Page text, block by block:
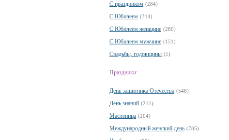
С праздником (284)
С Юбилеем (314)
С Юбилеем женщине (280)
С Юбилеем мужчине (151)
Свадьбы, годовщины (1)
Праздники:
День защитника Отечества (548)
День знаний (211)
Масленица (204)
Международный женский день (785)